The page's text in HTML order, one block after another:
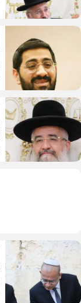
וידאו
וידאו